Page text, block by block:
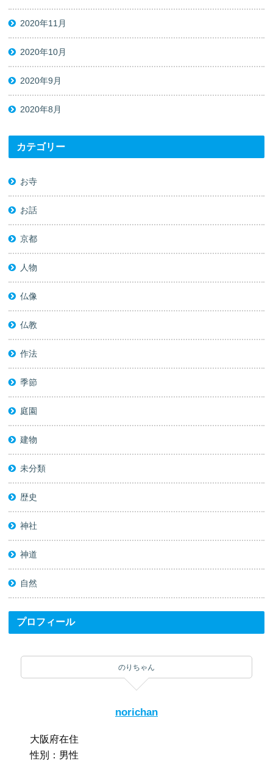
2020年11月
2020年10月
2020年9月
2020年8月
カテゴリー
お寺
お話
京都
人物
仏像
仏教
作法
季節
庭園
建物
未分類
歴史
神社
神道
自然
プロフィール
のりちゃん
norichan
大阪府在住
性別：男性